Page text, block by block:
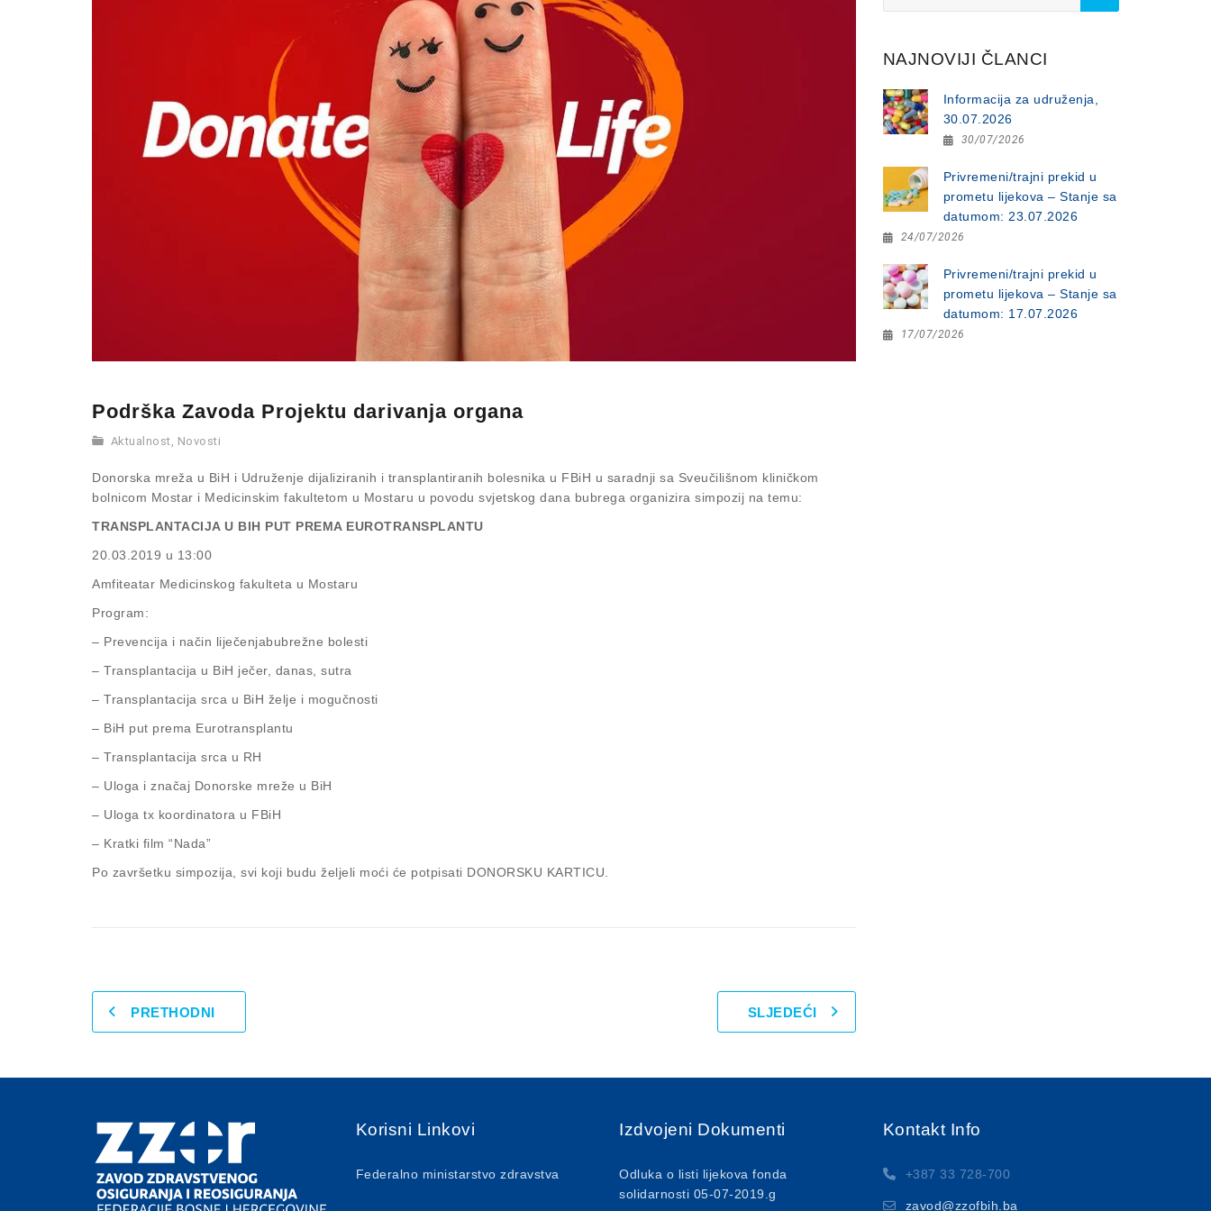
Podrška Zavoda Projektu darivanja organa
Aktualnost Novosti
Donorska mreža u BiH i Udruženje dijaliziranih i transplantiranih bolesnika u FBiH u saradnji sa Sveučilišnom kliničkom
bolnicom Mostar i Medicinskim fakultetom u Mostaru u povodu svjetskog dana bubrega organizira simpozij na temu:
TRANSPLANTACIJA U BIH PUT PREMA EUROTRANSPLANTU
20.03.2019 u 13:00
Amfiteatar Medicinskog fakulteta u Mostaru
Program:
– Prevencija i način liječenjabubrežne bolesti
– Transplantacija u BiH ječer, danas, sutra
– Transplantacija srca u BiH želje i mogučnosti
– BiH put prema Eurotransplantu
– Transplantacija srca u RH
– Uloga i značaj Donorske mreže u BiH
– Uloga tx koordinatora u FBiH
– Kratki film “Nada”
Po završetku simpozija, svi koji budu željeli moći će potpisati DONORSKU KARTICU.
PRETHODNI SLJEDEĆI
NAJNOVIJI ČLANCI
Informacija za udruženja,
30.07.2026
30/07/2026
Privremeni/trajni prekid u
prometu lijekova – Stanje sa
datumom: 23.07.2026
24/07/2026
Privremeni/trajni prekid u
prometu lijekova – Stanje sa
datumom: 17.07.2026
17/07/2026
Korisni Linkovi
Federalno ministarstvo zdravstva
Izdvojeni Dokumenti
Odluka o listi lijekova fonda
solidarnosti 05-07-2019.g
Kontakt Info
+387 33 728-700
zavod@zzofbih.ba